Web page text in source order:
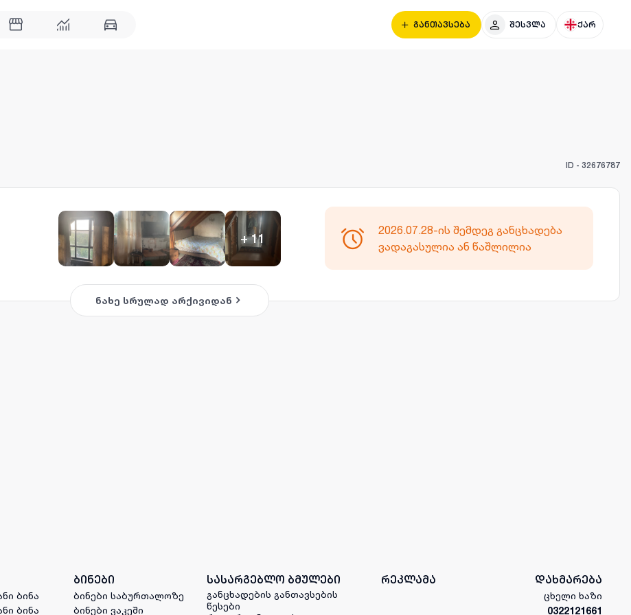
განთავსება შესვლა ქარ
ID - 32676787
+11
2026.07.28-ის შემდეგ განცხადება
ვადაგასულია ან წაშლილია
ნახე სრულად არქივიდან
ბინა
ბინა
ბინები
ბინები საბურთალოზე
ბინები ვაკეში
სასარგებლო ბმულები
განცხადების განთავსების
წესები
რეკლამა დახმარება
ცხელი ხაზი
0322121661